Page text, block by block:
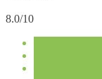
8.0/10